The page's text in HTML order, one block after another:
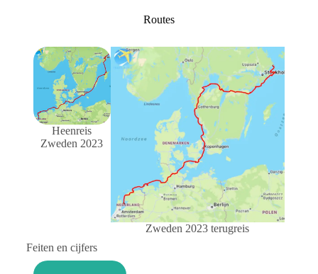
Routes
Heenreis
Zweden 2023
Zweden 2023 terugreis
Feiten en cijfers